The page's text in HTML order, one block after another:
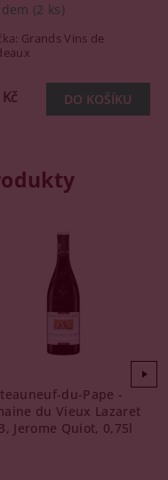
(2 ks)
Grands Vins de
du-Pape -
du Vieux Lazaret
Jerome Quiot, 0,75l